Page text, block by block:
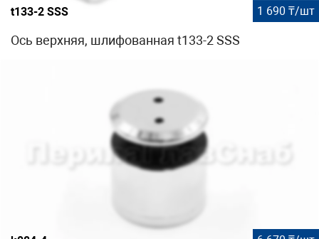
t133-2 SSS 1 690 ₸/шт
Ось верхняя, шлифованная t133-2 SSS